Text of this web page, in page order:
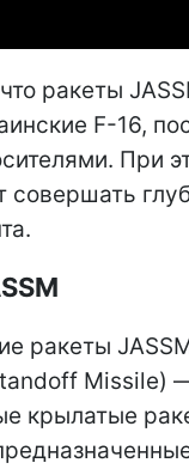
ракеты
F-16,
При
ракеты
Missile)
крылатые